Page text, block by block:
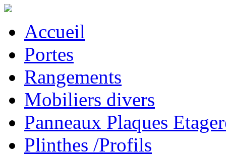
Accueil
Portes
Rangements
Mobiliers divers
Panneaux Plaques
Plinthes /Profils